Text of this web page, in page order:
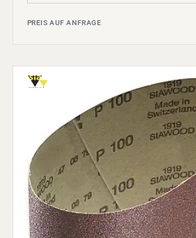
PREIS AUF ANFRAGE